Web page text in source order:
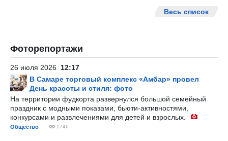
Весь список
Фоторепортажи
26 июля 2026 12:17
В Самаре торговый комплекс «Амбар» провел
День красоты и стиля: фото
На территории фудкорта развернулся большой семейный
праздник с модными показами, бьюти-активностями,
конкурсами и развлечениями для детей и взрослых.
Общество 1746